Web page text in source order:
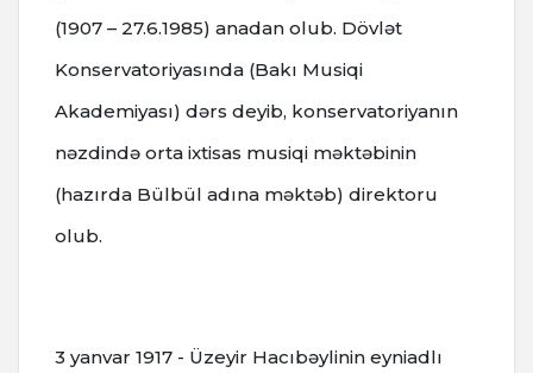
(1907 – 27.6.1985) anadan olub. Dövlət
Konservatoriyasında (Bakı Musiqi
Akademiyası) dərs deyib, konservatoriyanın
nəzdində orta ixtisas musiqi məktəbinin
(hazırda Bülbül adına məktəb) direktoru
olub.
3 yanvar 1917 - Üzeyir Hacıbəylinin eyniadlı